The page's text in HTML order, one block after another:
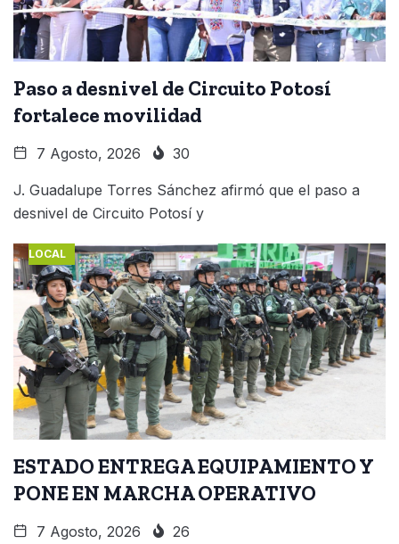
Paso a desnivel de Circuito Potosí
fortalece movilidad
7 Agosto, 2026 30
J. Guadalupe Torres Sánchez afirmó que el paso a
desnivel de Circuito Potosí y
LOCAL
ESTADO ENTREGA EQUIPAMIENTO Y
PONE EN MARCHA OPERATIVO
7 Agosto, 2026 26